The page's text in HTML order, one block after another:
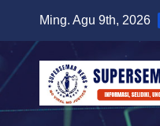
content
Ming. Agu 9th, 2026